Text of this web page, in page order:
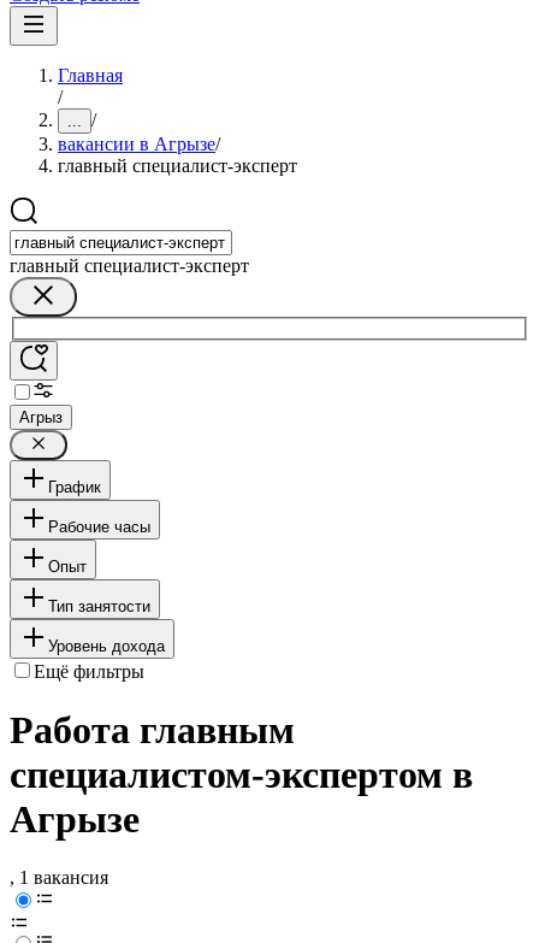
Главная
/
... /
вакансии в Агрызе/
главный специалист-эксперт
главный специалист-эксперт
Агрыз
График
Рабочие часы
Опыт
Тип занятости
Уровень дохода
Ещё фильтры
Работа главным
специалистом-экспертом в
Агрызе
, 1 вакансия